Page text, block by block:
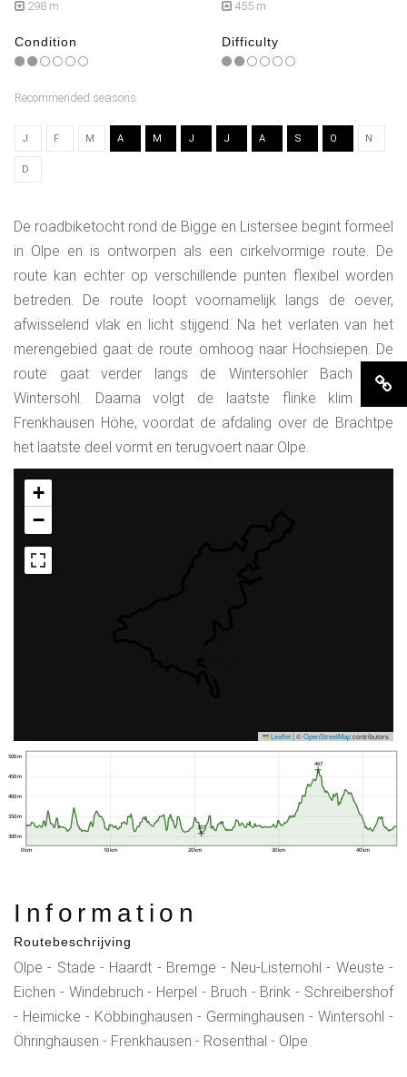
298 m 455 m
Condition Difficulty
Recommended seasons
J F M A M J J A S O N
D
De roadbiketocht rond de Bigge en Listersee begint formeel
in Olpe en is ontworpen als een cirkelvormige route. De
route kan echter op verschillende punten flexibel worden
betreden. De route loopt voornamelijk langs de oever,
afwisselend vlak en licht stijgend. Na het verlaten van het
merengebied gaat de route omhoog naar Hochsiepen. De
route gaat verder langs de Wintersohler Bach naar
Wintersohl. Daarna volgt de laatste flinke klim naar
Frenkhausen Höhe, voordat de afdaling over de Brachtpe
het laatste deel vormt en terugvoert naar Olpe.
+
−
Leaflet|©OpenStreetMapcontributors
0 km 10 km 20 km 30 km 40 km
300 m
350 m
400 m
450 m
500 m
307
467
Information
Routebeschrijving
Olpe - Stade - Haardt - Bremge - Neu-Listernohl - Weuste -
Eichen - Windebruch - Herpel - Bruch - Brink - Schreibershof
- Heimicke - Köbbinghausen - Germinghausen - Wintersohl -
Öhringhausen - Frenkhausen - Rosenthal - Olpe